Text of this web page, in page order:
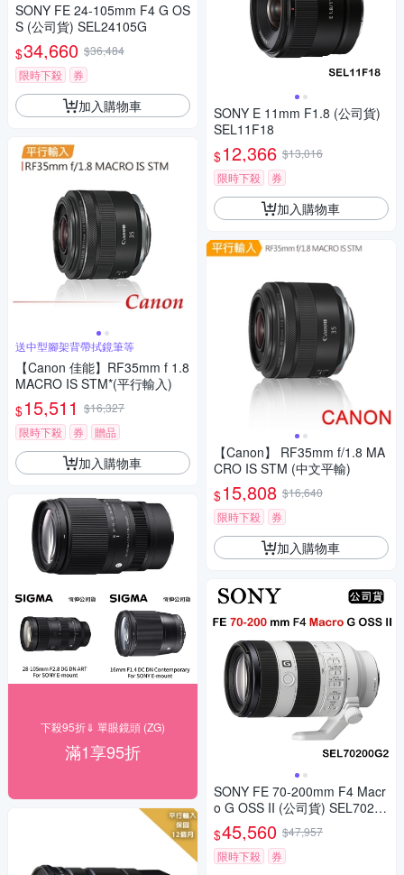
SONY FE 24-105mm F4 G OS
S (公司貨) SEL24105G
$34,660 $36,484
限時下殺
券
加入購物車
送中型腳架背帶拭鏡筆等
【Canon 佳能】RF35mm f 1.8
MACRO IS STM*(平行輸入)
$15,511 $16,327
限時下殺
券 贈品
加入購物車
下殺95折⇓ 單眼鏡頭 (ZG)
滿1享95折
SONY E 11mm F1.8 (公司貨)
SEL11F18
$12,366 $13,016
限時下殺
券
加入購物車
【Canon】 RF35mm f/1.8 MA
CRO IS STM (中文平輸)
$15,808 $16,640
限時下殺
券
加入購物車
SONY FE 70-200mm F4 Macr
o G OSS II (公司貨) SEL70200
G2
$45,560 $47,957
限時下殺
券